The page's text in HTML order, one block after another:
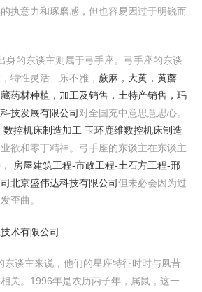
执意力和琢磨感，但也容易因过于明锐而
身的东谈主则属于弓手座。弓手座的东谈
特性灵活、乐不雅， 蕨麻，大黄，黄蘑
药材种植，加工及销售，土特产销售，玛
技发展有限公司 对全国充中意思意思心。
数控机床制造加工 玉环鹿维数控机床制造
欲和零丁精神。弓手座的东谈主在东谈主
房屋建筑工程-市政工程-土石方工程-邢
北京盛伟达科技有限公司但未必会因为过
歪曲。
术有限公司
东谈主来说，他们的星座特征时时与夙昔
关。1996年是农历丙子年，属鼠，这一